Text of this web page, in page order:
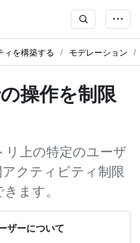
ィを構築する モデレーション
操作を制限
上の特定のユーザ
クティビティ制限
ます。
ザーについて